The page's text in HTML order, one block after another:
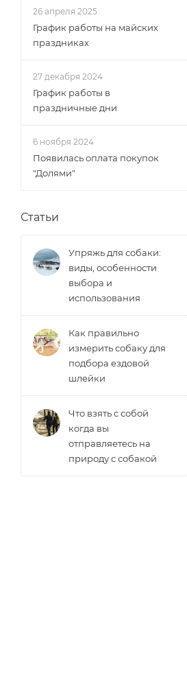
26 апреля 2025
График работы на майских
праздниках
27 декабря 2024
График работы в
праздничные дни
6 ноября 2024
Появилась оплата покупок
"Долями"
Статьи
Упряжь для собаки:
виды, особенности
выбора и
использования
Как правильно
измерить собаку для
подбора ездовой
шлейки
Что взять с собой
когда вы
отправляетесь на
природу с собакой